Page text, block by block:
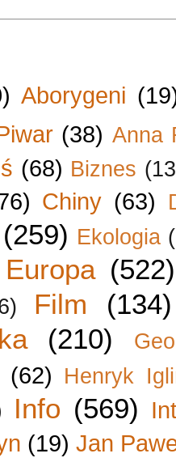
Aborygeni
(38) Anna
(68) Biznes
Chiny (63)
(259) Ekologia
Europa (522)
Film
(134)
(210)
(62) Henryk
Info (569)
(19) Jan